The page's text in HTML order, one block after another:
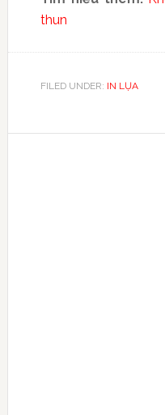
thun
FILED UNDER: IN LỤA